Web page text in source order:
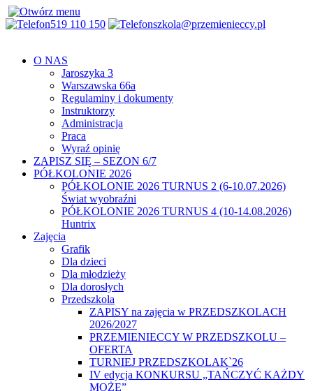
519 110 150 szkola@przemienieccy.pl
O NAS
Jaroszyka 3
Warszawska 66a
Regulaminy i dokumenty
Instruktorzy
Administracja
Praca
Wyraź opinię
ZAPISZ SIĘ – SEZON 6/7
PÓŁKOLONIE 2026
PÓŁKOLONIE 2026 TURNUS 2 (6-10.07.2026)
Świat wyobraźni
PÓŁKOLONIE 2026 TURNUS 4 (10-14.08.2026)
Huntrix
Zajęcia
Grafik
Dla dzieci
Dla młodzieży
Dla dorosłych
Przedszkola
ZAPISY na zajęcia w PRZEDSZKOLACH
2026/2027
PRZEMIENIECCY W PRZEDSZKOLU –
OFERTA
TURNIEJ PRZEDSZKOLAK`26
IV edycja KONKURSU „TAŃCZYĆ KAŻDY
MOŻE”